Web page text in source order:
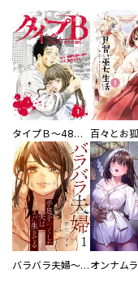
タイプＢ～48時間後、致死率100％～【単話】
バラバラ夫婦～手足をなくした夫はまだ生きてる オンナムラ